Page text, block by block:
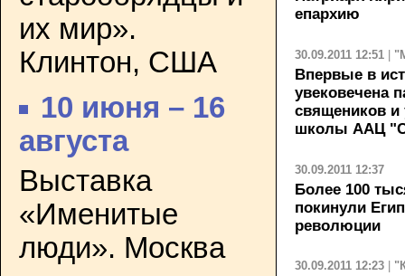
их мир».
Клинтон, США
10 июня – 16
августа
Выставка
«Именитые
люди». Москва
епархию
30.09.2011 12:51
Впервые в
увековечена
священиков и
школы ААЦ
30.09.2011 12:37
Более 100
покинули
революции
30.09.2011 12:23